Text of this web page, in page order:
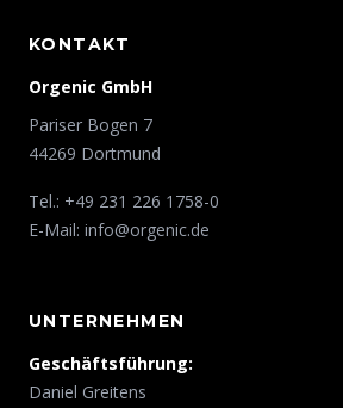
KONTAKT
Orgenic GmbH
Pariser Bogen 7
44269 Dortmund
Tel.: +49 231 226 1758-0
E-Mail: info@orgenic.de
UNTERNEHMEN
Geschäftsführung:
Daniel Greitens